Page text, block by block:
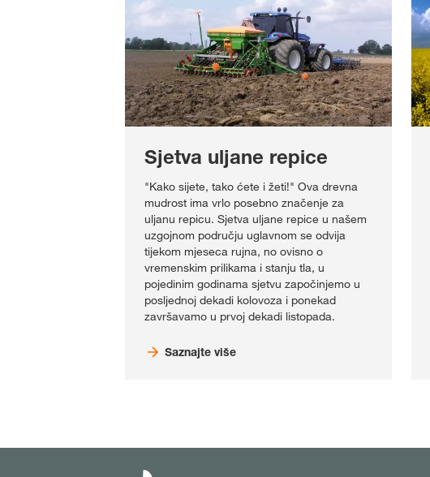
Sjetva uljane repice
"Kako sijete, tako ćete i žeti!" Ova drevna
mudrost ima vrlo posebno značenje za
uljanu repicu. Sjetva uljane repice u našem
uzgojnom području uglavnom se odvija
tijekom mjeseca rujna, no ovisno o
vremenskim prilikama i stanju tla, u
pojedinim godinama sjetvu započinjemo u
posljednoj dekadi kolovoza i ponekad
završavamo u prvoj dekadi listopada.
Saznajte više